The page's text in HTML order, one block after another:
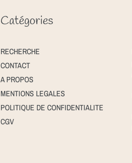
Catégories
RECHERCHE
CONTACT
A PROPOS
MENTIONS LEGALES
POLITIQUE DE CONFIDENTIALITE
CGV